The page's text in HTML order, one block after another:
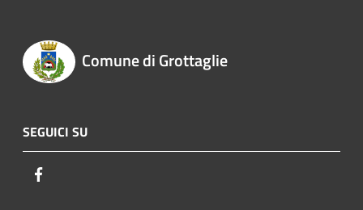
Comune di Grottaglie
SEGUICI SU